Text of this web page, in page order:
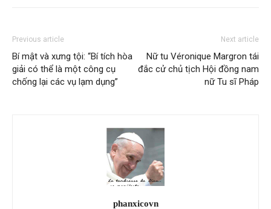
Previous article
Bí mật và xưng tội: “Bí tích hòa
giải có thể là một công cụ
chống lại các vụ lạm dụng”
Next article
Nữ tu Véronique Margron tái
đắc cử chủ tịch Hội đồng nam
nữ Tu sĩ Pháp
phanxicovn